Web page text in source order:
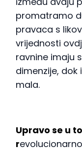
promatramo
pravaca s
vrijednosti
ravnine imaju
dimenzije,
mala.
Upravo se u
r